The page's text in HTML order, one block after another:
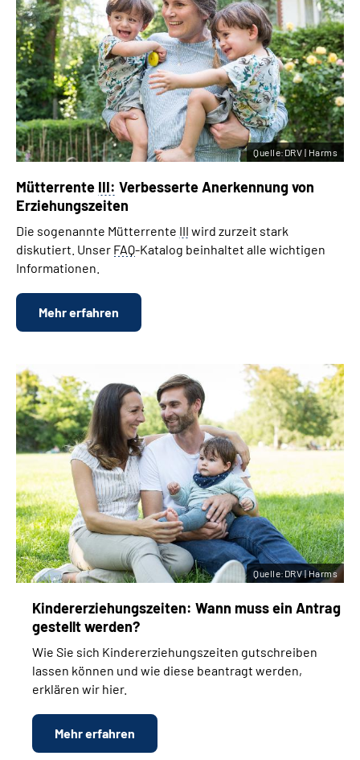
Mütterrente III: Verbesserte Anerkennung von
Erziehungszeiten
Die sogenannte Mütterrente III wird zurzeit stark
diskutiert. Unser FAQ-Katalog beinhaltet alle wichtigen
Informationen.
Mehr erfahren
Quelle:DRV | Harms
Kinder­erziehungs­zeiten: Wann muss ein Antrag
gestellt werden?
Wie Sie sich Kinder­erziehungs­zeiten gutschreiben
lassen können und wie diese beantragt werden,
erklären wir hier.
Mehr erfahren
Quelle:DRV | Harms